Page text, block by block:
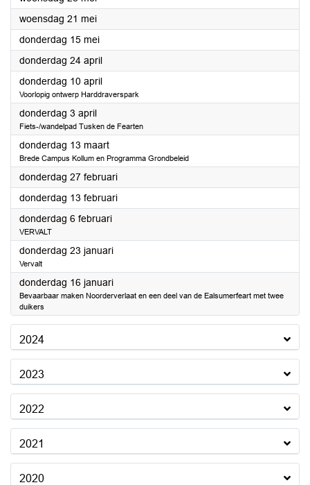
woensdag 21 mei2025
donderdag 15 mei2025
donderdag 24 april2025
donderdag 10 april2025
Voorlopig ontwerp Harddraverspark
donderdag 3 april2025
Fiets-/wandelpad Tusken de Fearten
donderdag 13 maart2025
Brede Campus Kollum en Programma Grondbeleid
donderdag 27 februari2025
donderdag 13 februari2025
donderdag 6 februari2025
VERVALT
donderdag 23 januari2025
Vervalt
donderdag 16 januari2025
Bevaarbaar maken Noorderverlaat en een deel van de Ealsumerfeart met twee
duikers
2024
2023
2022
2021
2020